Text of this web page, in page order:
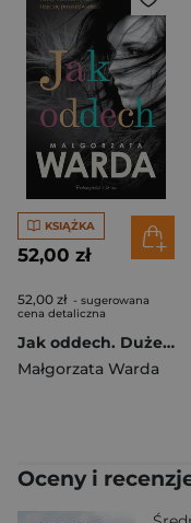
KSIĄŻKA
52,00 zł
52,00 zł - sugerowana
cena detaliczna
Jak oddech. Duże Litery
Małgorzata Warda
Oceny i